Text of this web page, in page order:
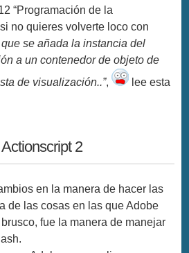
“Programación de la
no quieres volverte loco con
que se añada la instancia del
a un contenedor de objeto de
de visualización..”,
lee esta
2
en la manera de hacer las
de las cosas en las que Adobe
fue la manera de manejar